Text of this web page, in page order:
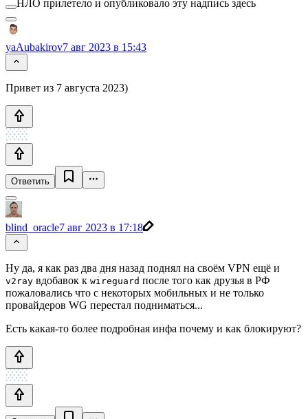
НЛО прилетело и опубликовало эту надпись здесь
yaAubakirov7 авг 2023 в 15:43
Привет из 7 августа 2023)
Ответить
blind_oracle7 авг 2023 в 17:18
Ну да, я как раз два дня назад поднял на своём VPN ещё и
v2ray вдобавок к wireguard после того как друзья в РФ
пожаловались что с некоторых мобильных и не только
провайдеров WG перестал подниматься...
Есть какая-то более подробная инфа почему и как блокируют?